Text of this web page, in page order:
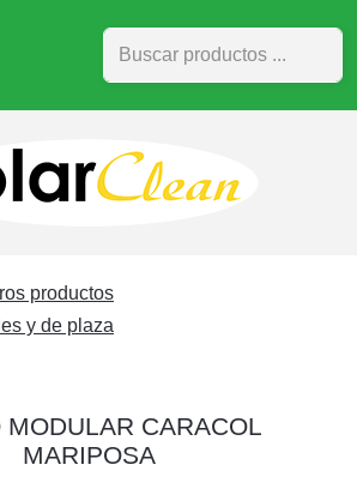
Buscar
productos
y de plaza
MODULAR CARACOL
MARIPOSA